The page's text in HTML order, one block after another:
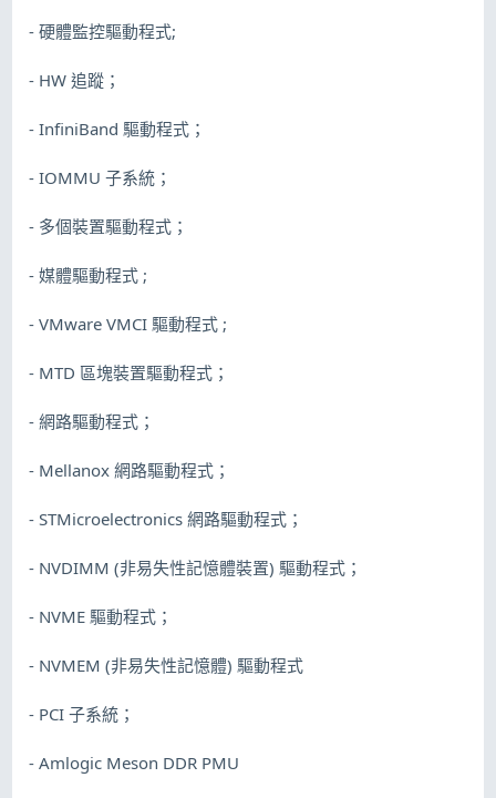
- 硬體監控驅動程式;
- HW 追蹤；
- InfiniBand 驅動程式；
- IOMMU 子系統；
- 多個裝置驅動程式；
- 媒體驅動程式 ;
- VMware VMCI 驅動程式 ;
- MTD 區塊裝置驅動程式；
- 網路驅動程式；
- Mellanox 網路驅動程式；
- STMicroelectronics 網路驅動程式；
- NVDIMM (非易失性記憶體裝置) 驅動程式；
- NVME 驅動程式；
- NVMEM (非易失性記憶體) 驅動程式
- PCI 子系統；
- Amlogic Meson DDR PMU